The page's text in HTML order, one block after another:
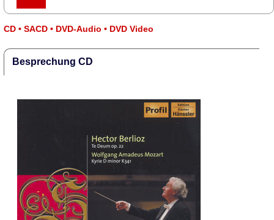
CD • SACD • DVD-Audio • DVD Video
Besprechung CD